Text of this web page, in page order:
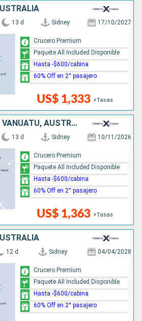
13 d Sidney 17/10/2027
US$ 1,333 +Tasas
Crucero Premium
Paquete All Included Disponible
Hasta -$600/cabina
60% Off en 2° pasajero
NUEVA CALEDONIA, VANUATU, AUSTRALIA
13 d Sidney 10/11/2026
US$ 1,363 +Tasas
Crucero Premium
Paquete All Included Disponible
Hasta -$600/cabina
60% Off en 2° pasajero
12 d Sidney 04/04/2028
Crucero Premium
Paquete All Included Disponible
Hasta -$600/cabina
60% Off en 2° pasajero